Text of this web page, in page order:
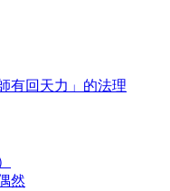
有回天力」的法理
然